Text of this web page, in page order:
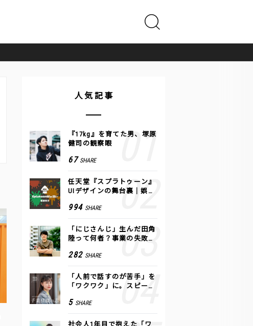
人気記事
『17kg』を育てた男、塚原
健司の観察眼
67 SHARE
任天堂『スプラトゥーン』
UIデザインの舞台裏｜娯楽
994 SHARE
「にじさんじ」生んだ田角
陸って何者？事業の失敗
COLOR
282 SHARE
「人前で話すのが苦手」を
「ワクワク」に。スピーチ
方トレーニング」に込めた
5 SHARE
社会人1年目で抱えた「ワ